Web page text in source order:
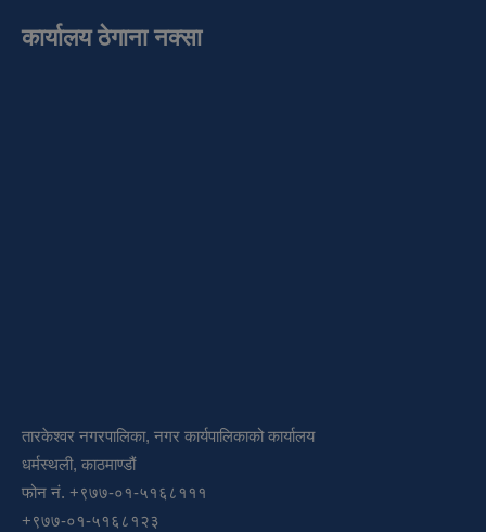
कार्यालय ठेगाना नक्सा
तारकेश्वर नगरपालिका, नगर कार्यपालिकाको कार्यालय
धर्मस्थली, काठमाण्डौं
फोन नं. +९७७-०१-५१६८१११
+९७७-०१-५१६८१२३